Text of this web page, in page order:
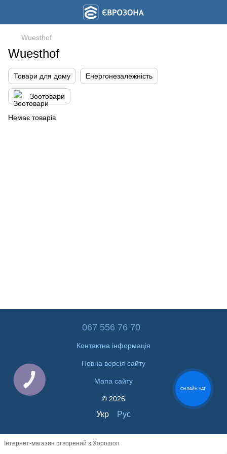
Wuesthof
Wuesthof
Товари для дому Енергонезалежність
Зоотовари
Немає товарів
067 556 76 70
Контактна інформація
Повна версія сайту
Мапа сайту
© 2026
Укр Рус
Інтернет-магазин створений з Хорошоп
ОНЛАЙН ЧАТ